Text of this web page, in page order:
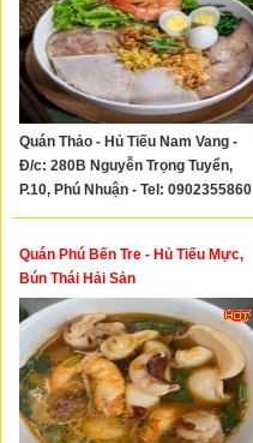
Quán Thảo - Hủ Tiếu Nam Vang -
Đ/c: 280B Nguyễn Trọng Tuyển,
P.10, Phú Nhuận - Tel: 0902355860
Quán Phú Bến Tre - Hủ Tiếu Mực,
Bún Thái Hải Sản